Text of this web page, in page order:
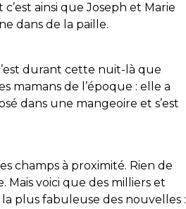
ainsi que Joseph et Marie
dans de la paille.
durant cette nuit-là que
mamans de l’époque : elle a
dans une mangeoire et s’est
champs à proximité. Rien de
Mais voici que des milliers et
plus fabuleuse des nouvelles :